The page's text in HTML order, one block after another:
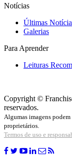
Notícias
Últimas
Galerias
Para Aprender
Leituras
Copyright ©
reservados.
Algumas imagens podem
proprietários.
Termos de uso e